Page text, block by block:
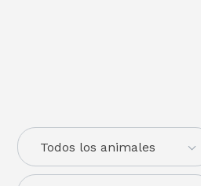
Todos los animales